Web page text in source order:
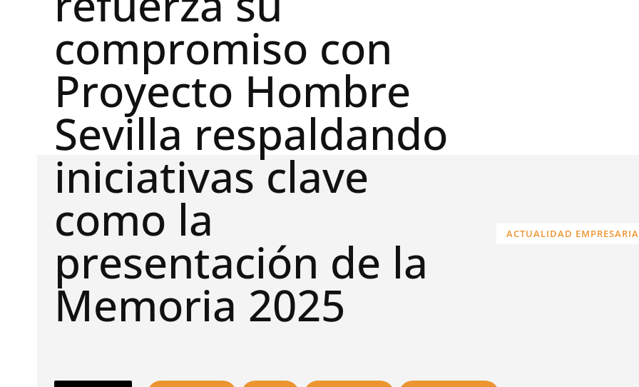
compromiso con
Proyecto Hombre
Sevilla respaldando
iniciativas clave
como la
presentación de la
Memoria 2025
ACTUALIDAD